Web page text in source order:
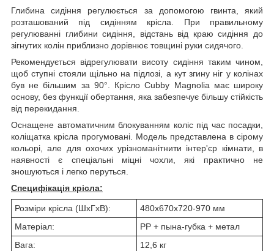
Глибина сидіння регулюється за допомогою гвинта, який
розташований під сидінням крісла. При правильному
регулюванні глибини сидіння, відстань від краю сидіння до
зігнутих колін приблизно дорівнює товщині руки сидячого.
Рекомендується відрегулювати висоту сидіння таким чином,
щоб ступні стояли щільно на підлозі, а кут згину ніг у колінах
був не більшим за 90°. Крісло Cubby Magnolia має широку
основу, без функції обертання, яка забезпечує більшу стійкість
від перекидання.
Оснащене автоматичним блокуванням коліс під час посадки,
коліщатка крісла прогумовані. Модель представлена в сірому
кольорі, але для охочих урізноманітнити інтер'єр кімнати, в
наявності є спеціальні міцні чохли, які практично не
зношуються і легко перуться.
Специфікація крісла:
Розміри крісла (ШхГхВ):
480х670х720-970 мм
Матеріал:
PP + пына-губка + метал
Вага:
12,6 кг